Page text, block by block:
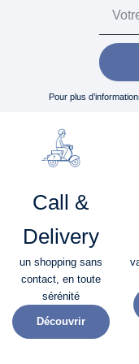
Pour plus
Call &
Delivery
un shopping sans
contact, en toute
sérénité​
Découvrir